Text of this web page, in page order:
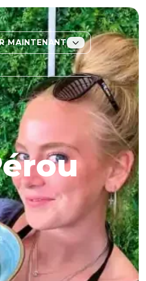
MAINTENANT